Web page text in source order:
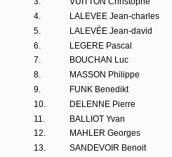
4.
LALEVEE Jean-charles
5.
LALEVÉE Jean-david
6.
LEGERE Pascal
7.
BOUCHAN Luc
8.
MASSON Philippe
9.
FUNK Benedikt
10.
DELENNE Pierre
11.
BALLIOT Yvan
12.
MAHLER Georges
13.
SANDEVOIR Benoit